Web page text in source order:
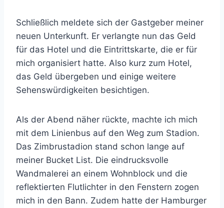
Schließlich meldete sich der Gastgeber meiner
neuen Unterkunft. Er verlangte nun das Geld
für das Hotel und die Eintrittskarte, die er für
mich organisiert hatte. Also kurz zum Hotel,
das Geld übergeben und einige weitere
Sehenswürdigkeiten besichtigen.
Als der Abend näher rückte, machte ich mich
mit dem Linienbus auf den Weg zum Stadion.
Das Zimbrustadion stand schon lange auf
meiner Bucket List. Die eindrucksvolle
Wandmalerei an einem Wohnblock und die
reflektierten Flutlichter in den Fenstern zogen
mich in den Bann. Zudem hatte der Hamburger